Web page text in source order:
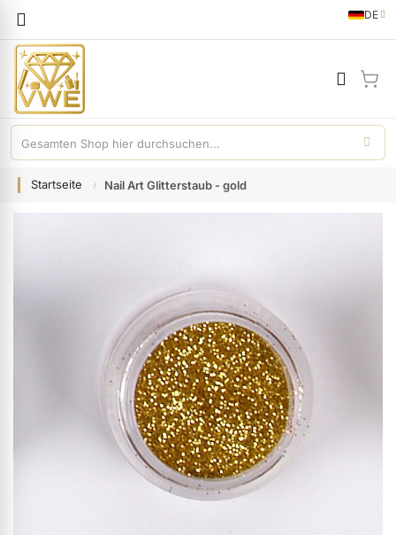
Sprache
DE
German
Weihnachtsmarkt anzeigen
Startseite Nail Art Glitterstaub - gold